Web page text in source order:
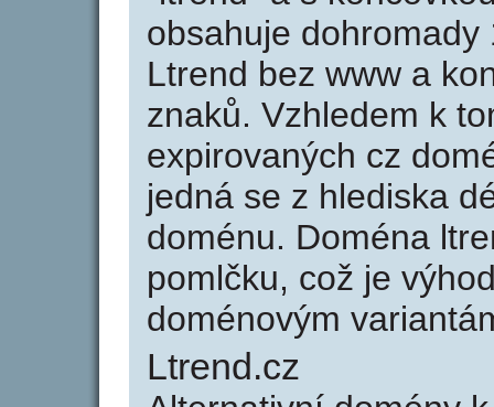
obsahuje
Ltrend bez www a
znaků. Vzhledem k
expirovaných cz
jedná se z hlediska
doménu. Doména
pomlčku, což je
doménovým
Ltrend.cz